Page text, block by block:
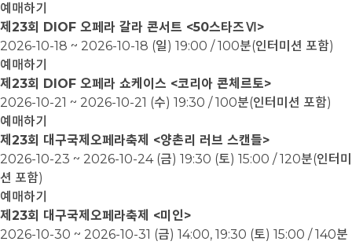
예매하기
제23회 DIOF 오페라 갈라 콘서트 <50스타즈Ⅵ>
2026-10-18 ~ 2026-10-18 (일) 19:00 / 100분(인터미션 포함)
예매하기
제23회 DIOF 오페라 쇼케이스 <코리아 콘체르토>
2026-10-21 ~ 2026-10-21 (수) 19:30 / 100분(인터미션 포함)
예매하기
제23회 대구국제오페라축제 <양촌리 러브 스캔들>
2026-10-23 ~ 2026-10-24 (금) 19:30 (토) 15:00 / 120분(인터미
션 포함)
예매하기
제23회 대구국제오페라축제 <미인>
2026-10-30 ~ 2026-10-31 (금) 14:00, 19:30 (토) 15:00 / 140분